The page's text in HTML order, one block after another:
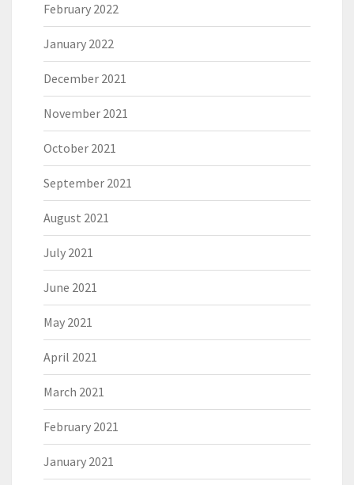
February 2022
January 2022
December 2021
November 2021
October 2021
September 2021
August 2021
July 2021
June 2021
May 2021
April 2021
March 2021
February 2021
January 2021